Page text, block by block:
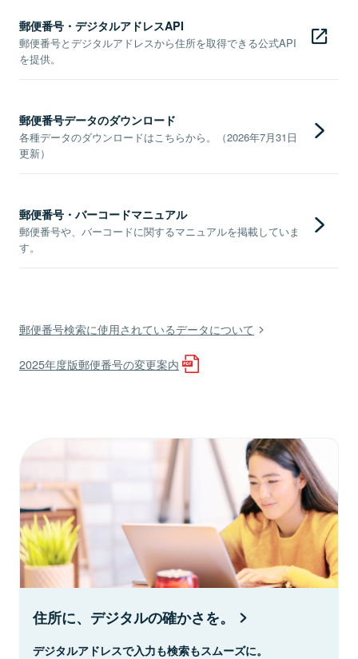
郵便番号・デジタルアドレスAPI
郵便番号とデジタルアドレスから住所を取得できる公式API
を提供。
郵便番号データのダウンロード
各種データのダウンロードはこちらから。（2026年7月31日
更新）
郵便番号・バーコードマニュアル
郵便番号や、バーコードに関するマニュアルを掲載していま
す。
郵便番号検索に使用されているデータについて
2025年度版郵便番号の変更案内
住所に、デジタルの確かさを。
デジタルアドレスで入力も検索もスムーズに。